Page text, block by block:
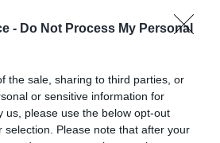
- Do Not Process My Personal
the sale, sharing to third parties, or
or sensitive information for
us, please use the below opt-out
selection. Please note that after your